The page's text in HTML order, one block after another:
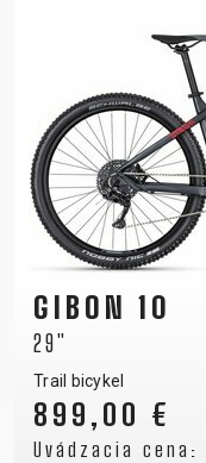
GIBON 10
29"
Trail bicykel
899,00 €
Uvádzacia cena: